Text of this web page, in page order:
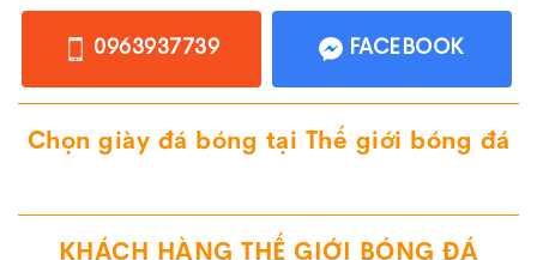
0963937739 FACEBOOK
Chọn giày đá bóng tại Thế giới bóng đá
KHÁCH HÀNG THẾ GIỚI BÓNG ĐÁ